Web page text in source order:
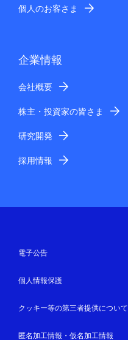
個人のお客さま
企業情報
会社概要
株主・投資家の皆さま
研究開発
採用情報
電子公告
個人情報保護
クッキー等の第三者提供について
匿名加工情報・仮名加工情報